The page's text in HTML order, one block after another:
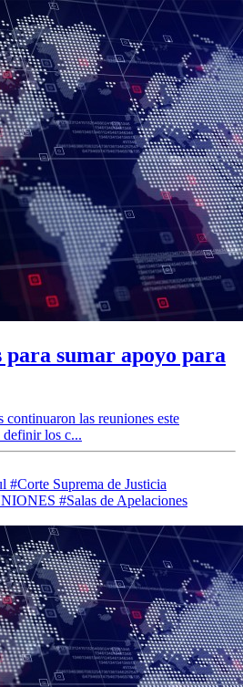
para sumar apoyo para
continuaron las reuniones este
definir los c...
#Corte Suprema de Justicia
#Salas de Apelaciones